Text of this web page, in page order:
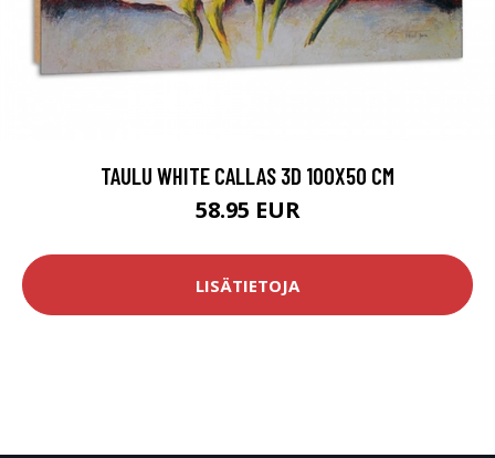
TAULU WHITE CALLAS 3D 100X50 CM
58.95 EUR
LISÄTIETOJA